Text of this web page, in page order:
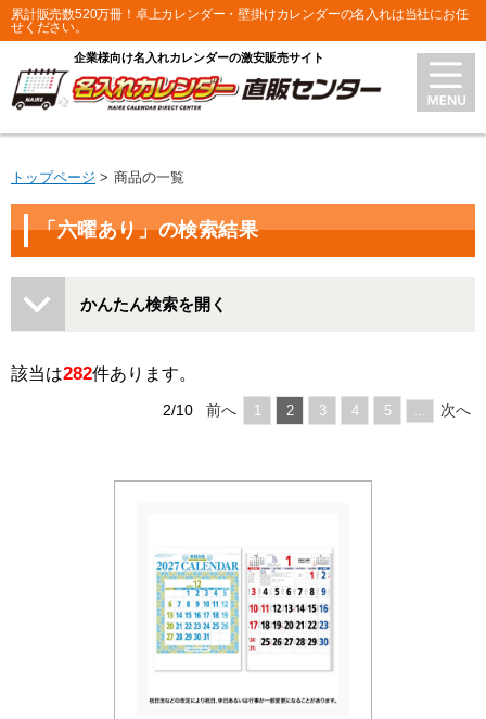
累計販売数520万冊！卓上カレンダー・壁掛けカレンダーの名入れは当社にお任
せください。
企業様向け名入れカレンダーの激安販売サイト
トップページ 商品の一覧
「六曜あり」の検索結果
かんたん検索を開く
該当は282件あります。
2/10 前へ 1 2 3 4 5 ... 次へ